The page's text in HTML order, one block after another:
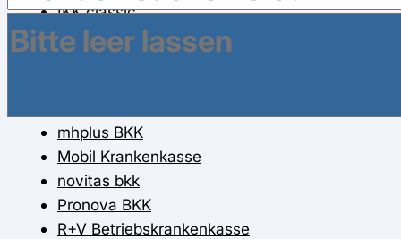
IKK classic
IKK gesund plus
IKK Südwest
mhplus BKK
Mobil Krankenkasse
novitas bkk
Pronova BKK
R+V Betriebskrankenkasse